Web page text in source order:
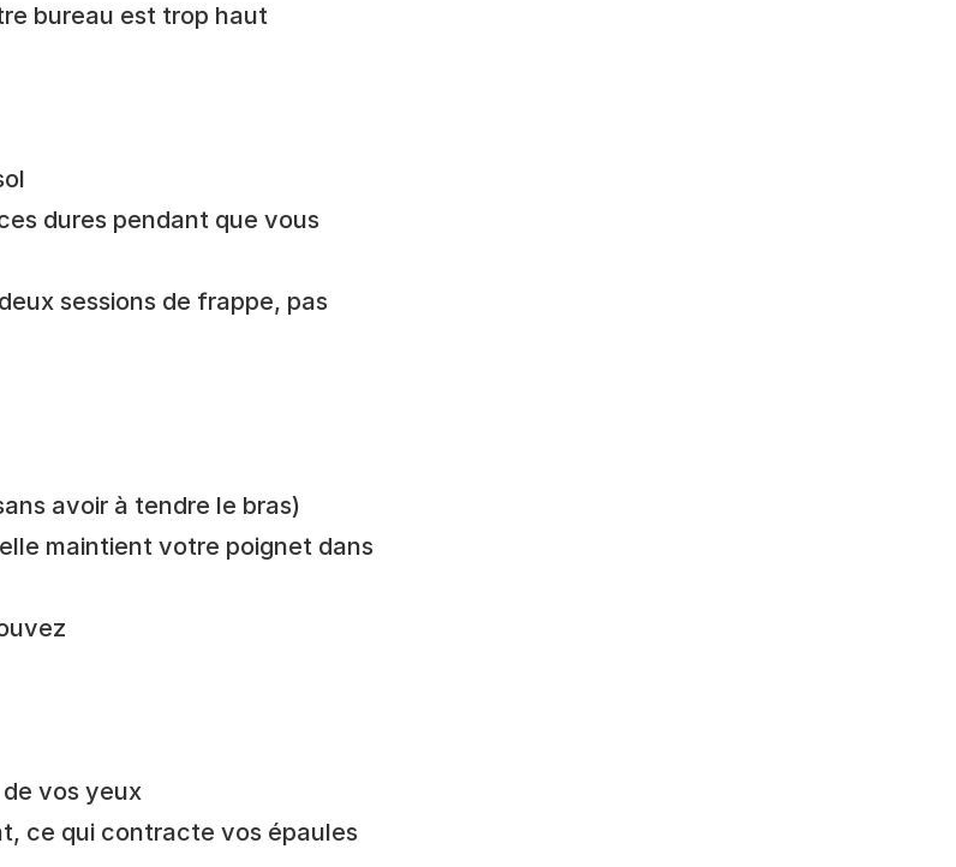
bureau est trop haut
dures pendant que vous
sessions de frappe, pas
avoir à tendre le bras)
maintient votre poignet dans
vos yeux
ce qui contracte vos épaules